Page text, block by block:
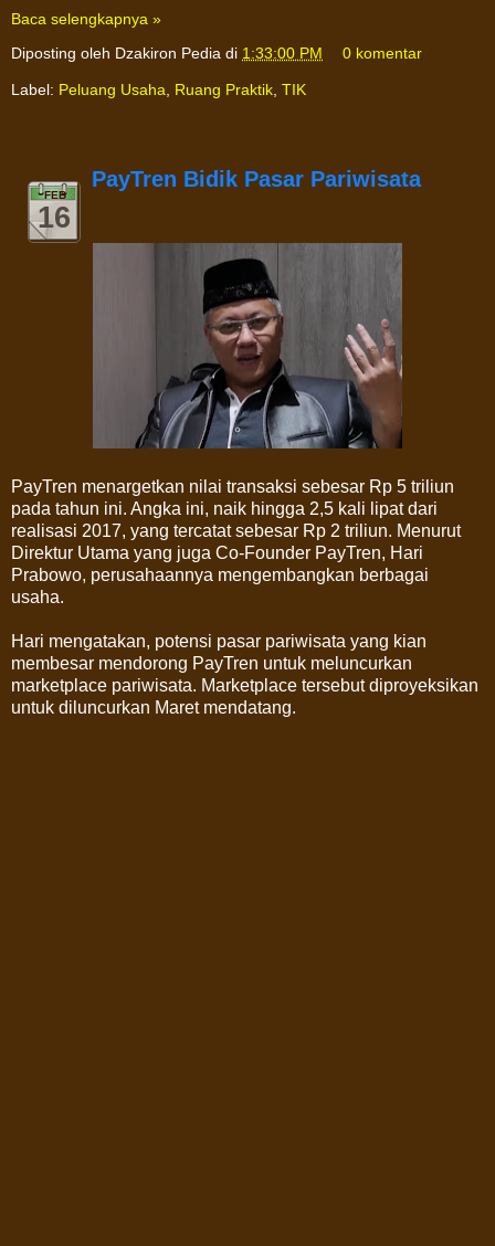
Baca selengkapnya »
Diposting oleh Dzakiron Pedia di 1:33:00 PM 0 komentar
Label: Peluang Usaha Ruang Praktik TIK
FEB
16
PayTren Bidik Pasar Pariwisata
PayTren menargetkan nilai transaksi sebesar Rp 5 triliun
pada tahun ini. Angka ini, naik hingga 2,5 kali lipat dari
realisasi 2017, yang tercatat sebesar Rp 2 triliun. Menurut
Direktur Utama yang juga Co-Founder PayTren, Hari
Prabowo, perusahaannya mengembangkan berbagai
usaha.
Hari mengatakan, potensi pasar pariwisata yang kian
membesar mendorong PayTren untuk meluncurkan
marketplace pariwisata. Marketplace tersebut diproyeksikan
untuk diluncurkan Maret mendatang.